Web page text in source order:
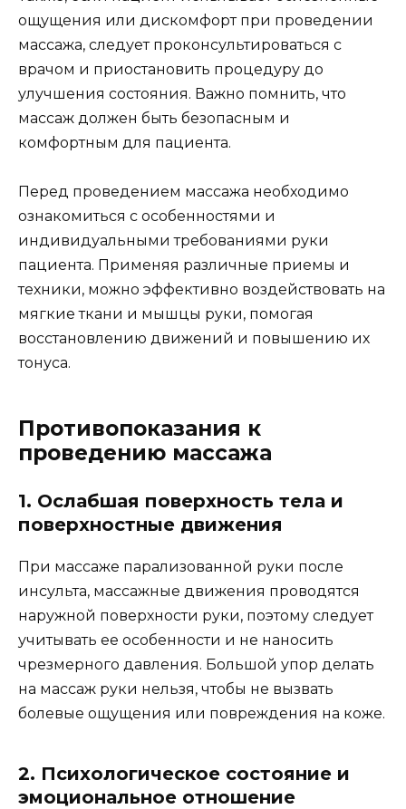
ощущения или дискомфорт при проведении
массажа, следует проконсультироваться с
врачом и приостановить процедуру до
улучшения состояния. Важно помнить, что
массаж должен быть безопасным и
комфортным для пациента.
Перед проведением массажа необходимо
ознакомиться с особенностями и
индивидуальными требованиями руки
пациента. Применяя различные приемы и
техники, можно эффективно воздействовать на
мягкие ткани и мышцы руки, помогая
восстановлению движений и повышению их
тонуса.
Противопоказания к
проведению массажа
1. Ослабшая поверхность тела и
поверхностные движения
При массаже парализованной руки после
инсульта, массажные движения проводятся
наружной поверхности руки, поэтому следует
учитывать ее особенности и не наносить
чрезмерного давления. Большой упор делать
на массаж руки нельзя, чтобы не вызвать
болевые ощущения или повреждения на коже.
2. Психологическое состояние и
эмоциональное отношение